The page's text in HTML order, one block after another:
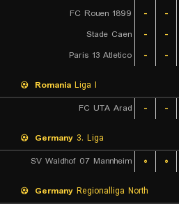
FC Rouen 1899
- -
Stade Caen
- -
Paris 13 Atletico
- -
Romania Liga I
FC UTA Arad
- -
Germany 3. Liga
SV Waldhof 07 Mannheim
۰ ۰
Germany Regionalliga North